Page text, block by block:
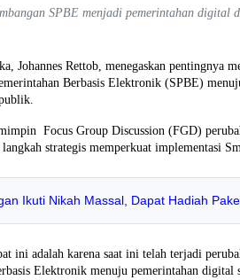
SPBE menjadi pemerintahan
Johannes Rettob, menegaskan pentingnya
Berbasis Elektronik (SPBE)
Focus Group Discussion (FGD)
strategis memperkuat implementasi
Ikuti Nikah Massal, Dapat Hadiah
ini adalah karena saat ini telah terjadi
Elektronik menuju pemerintahan digital